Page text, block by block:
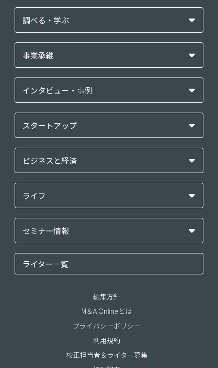
調べる・学ぶ
事業承継
インタビュー・事例
スタートアップ
ビジネスと経済
ライフ
セミナー情報
ライター一覧
編集方針
M＆A Onlineとは
プライバシーポリシー
利用規約
校正担当者＆ライター募集